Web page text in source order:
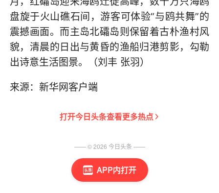
APP内打开
盘旋于火山礁石间，游客可体验“与鸥共舞”的
震撼画面。而主岛北礵岛则保留着古朴渔村风
貌，清晨的日出与黄昏的渔船归港剪影，勾勒
出诗意生活图景。（刘丰 张羽）
来源：新华网客户端
打开今日头条查看更多热点
—— ©2026 今日头条 ——